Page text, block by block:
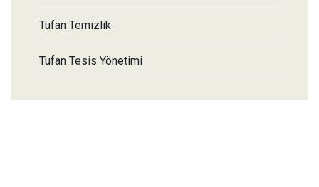
Tufan Temizlik
Tufan Tesis Yönetimi